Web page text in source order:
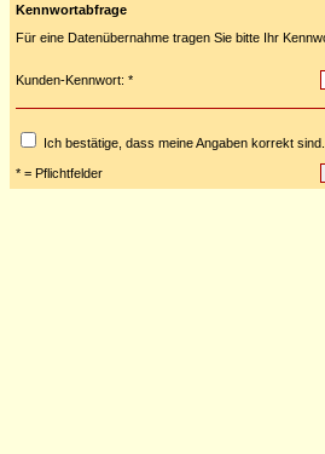
Kennwortabfrage
Für eine Datenübernahme tragen Sie bitte Ihr
Kunden-Kennwort: *
Ich bestätige, dass meine Angaben korrekt
* = Pflichtfelder